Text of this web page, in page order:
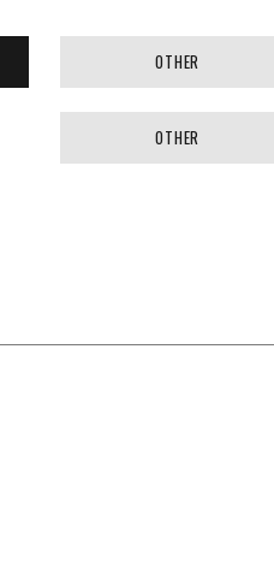
OTHER
OTHER